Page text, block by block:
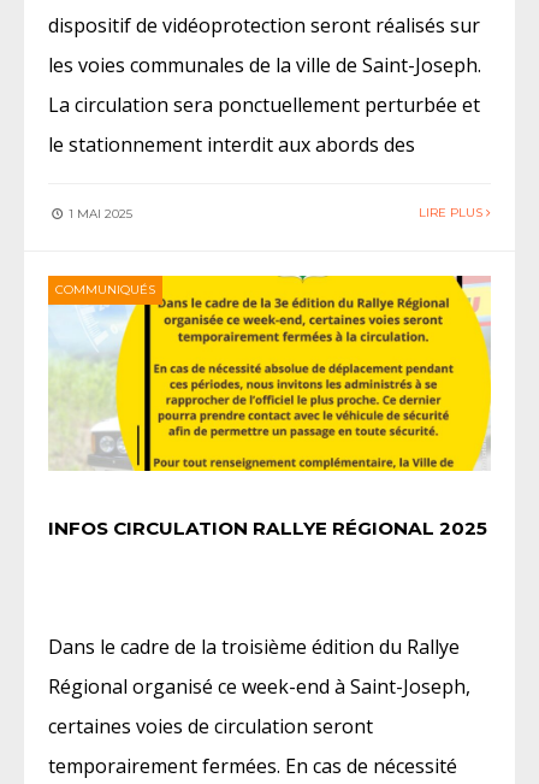
dispositif de vidéoprotection seront réalisés sur
les voies communales de la ville de Saint-Joseph.
La circulation sera ponctuellement perturbée et
le stationnement interdit aux abords des
1 MAI 2025 LIRE PLUS
COMMUNIQUÉS
INFOS CIRCULATION RALLYE RÉGIONAL 2025
Dans le cadre de la troisième édition du Rallye
Régional organisé ce week-end à Saint-Joseph,
certaines voies de circulation seront
temporairement fermées. En cas de nécessité